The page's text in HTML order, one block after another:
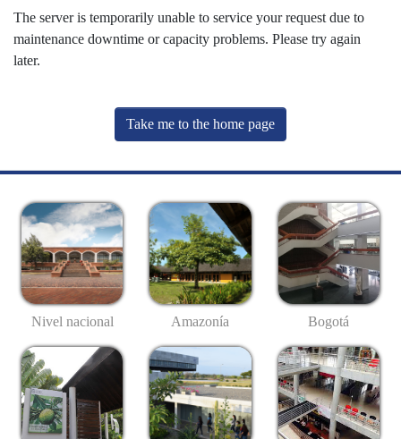
The server is temporarily unable to service your request due to
maintenance downtime or capacity problems. Please try again
later.
Take me to the home page
Nivel nacional Amazonía Bogotá